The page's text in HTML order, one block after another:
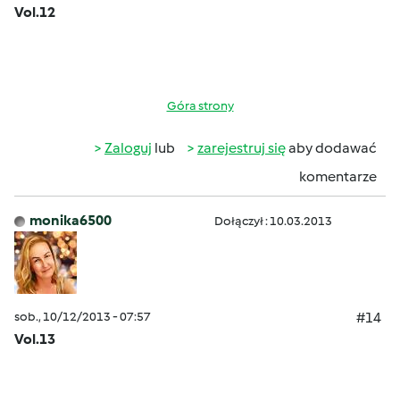
Vol.12
Góra strony
Zaloguj lub zarejestruj sięaby dodawać
komentarze
monika6500 Dołączył : 10.03.2013
sob., 10/12/2013 - 07:57
#14
Vol.13